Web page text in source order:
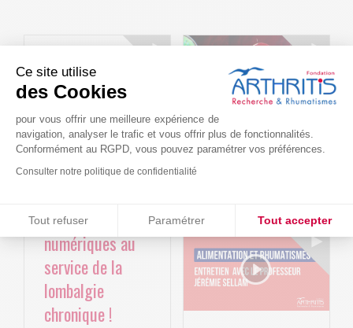
Ce site utilise
des Cookies
pour vous offrir une meilleure expérience de
navigation, analyser le trafic et vous offrir plus de fonctionnalités.
Conformément au RGPD, vous pouvez paramétrer vos préférences.
Consulter notre politique de confidentialité
Tout refuser Paramétrer Tout accepter
Axeptio consent
Plateforme de Gestion du Consentement : Personnalisez vos
Notre plateforme vous permet d'adapter et de gérer vos
Le projet BACK-
4P : Les
technologies
numériques au
service de la
lombalgie
chronique !
Arthritis4Cure -